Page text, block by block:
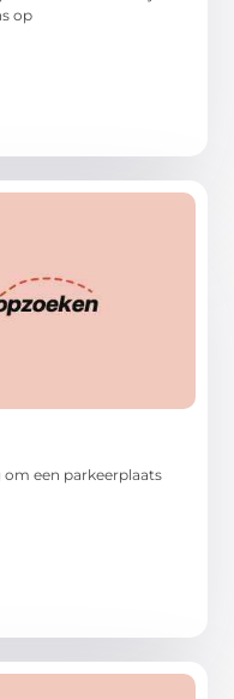
op
een parkeerplaats